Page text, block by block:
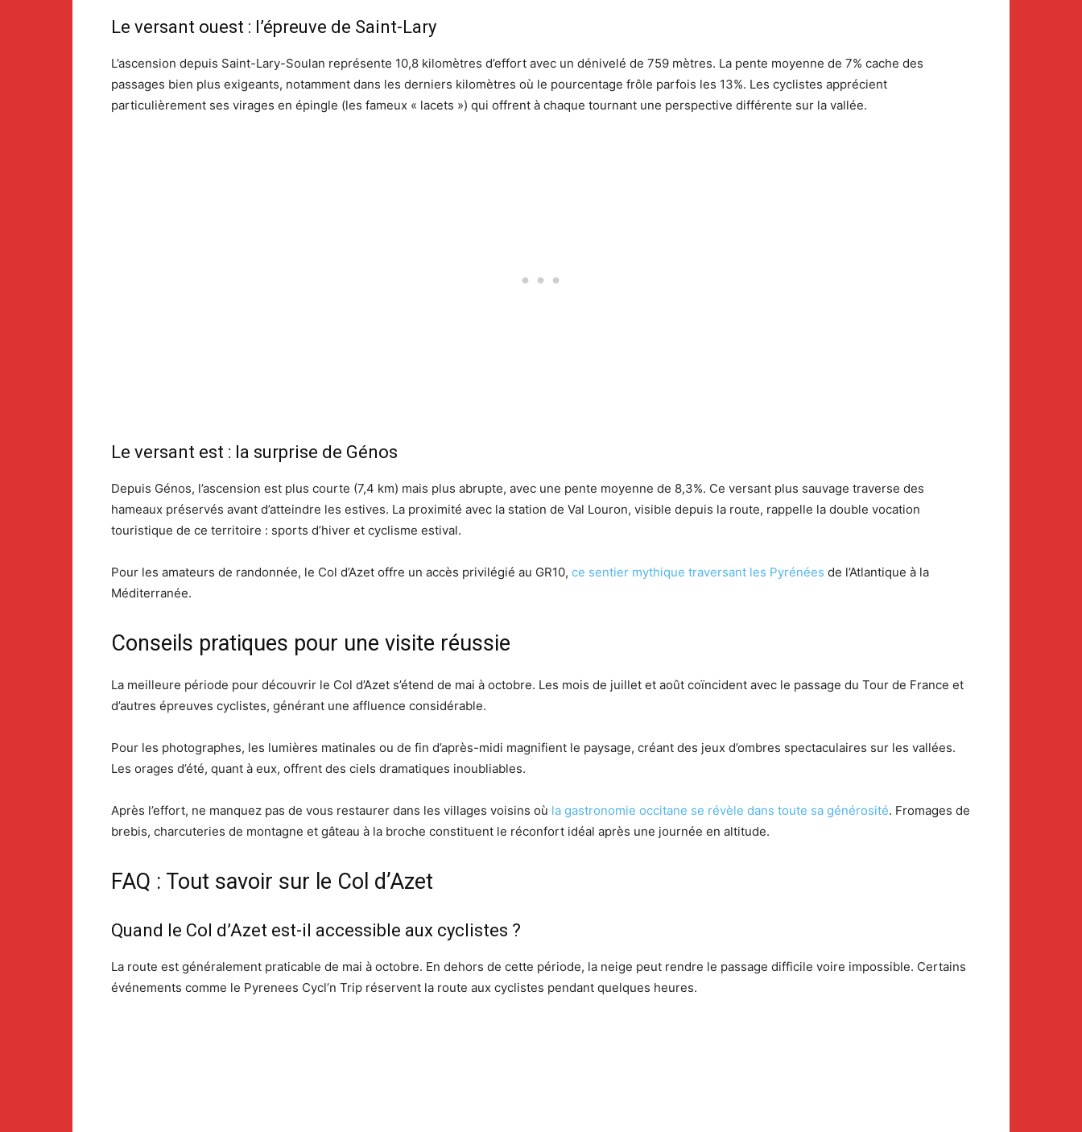
Le versant ouest : l’épreuve de Saint-Lary
L’ascension depuis Saint-Lary-Soulan représente 10,8 kilomètres d’effort avec un dénivelé de 759 mètres. La pente moyenne de 7% cache des
passages bien plus exigeants, notamment dans les derniers kilomètres où le pourcentage frôle parfois les 13%. Les cyclistes apprécient
particulièrement ses virages en épingle (les fameux « lacets ») qui offrent à chaque tournant une perspective différente sur la vallée.
Le versant est : la surprise de Génos
Depuis Génos, l’ascension est plus courte (7,4 km) mais plus abrupte, avec une pente moyenne de 8,3%. Ce versant plus sauvage traverse des
hameaux préservés avant d’atteindre les estives. La proximité avec la station de Val Louron, visible depuis la route, rappelle la double vocation
touristique de ce territoire : sports d’hiver et cyclisme estival.
Pour les amateurs de randonnée, le Col d’Azet offre un accès privilégié au GR10, ce sentier mythique traversant les Pyrénées de l’Atlantique à la
Méditerranée.
Conseils pratiques pour une visite réussie
La meilleure période pour découvrir le Col d’Azet s’étend de mai à octobre. Les mois de juillet et août coïncident avec le passage du Tour de France et
d’autres épreuves cyclistes, générant une affluence considérable.
Pour les photographes, les lumières matinales ou de fin d’après-midi magnifient le paysage, créant des jeux d’ombres spectaculaires sur les vallées.
Les orages d’été, quant à eux, offrent des ciels dramatiques inoubliables.
Après l’effort, ne manquez pas de vous restaurer dans les villages voisins où la gastronomie occitane se révèle dans toute sa générosité. Fromages de
brebis, charcuteries de montagne et gâteau à la broche constituent le réconfort idéal après une journée en altitude.
FAQ : Tout savoir sur le Col d’Azet
Quand le Col d’Azet est-il accessible aux cyclistes ?
La route est généralement praticable de mai à octobre. En dehors de cette période, la neige peut rendre le passage difficile voire impossible. Certains
événements comme le Pyrenees Cycl’n Trip réservent la route aux cyclistes pendant quelques heures.